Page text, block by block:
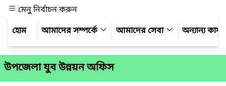
মেনু নির্বাচন করুন
আমাদের সম্পর্কে
আমাদের সেবা অন্যান্য
উপজেলা যুব উন্নয়ন অফিস